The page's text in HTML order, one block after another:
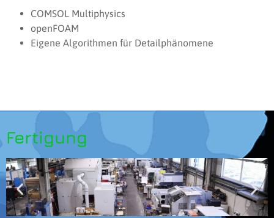
COMSOL Multiphysics
openFOAM
Eigene Algorithmen für Detailphänomene
Fertigung